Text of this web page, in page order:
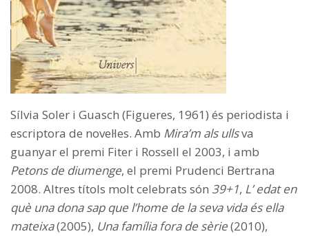
Sílvia Soler i Guasch (Figueres, 1961) és periodista i
escriptora de novel·les. Amb Mira’m als ullsva
guanyar el premi Fiter i Rossell el 2003, i amb
Petons de diumenge, el premi Prudenci Bertrana
2008. Altres títols molt celebrats són 39+1, L’ edat en
què una dona sap que l’home de la seva vida és ella
mateixa(2005), Una família fora de sèrie(2010),